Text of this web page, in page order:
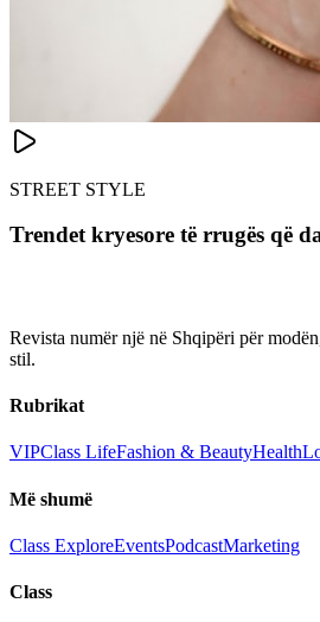
STREET STYLE
Trendet kryesore të rrugës që
Revista numër një në Shqipëri për
stil.
Rubrikat
VIPClass LifeFashion & BeautyHealth
Më shumë
Class ExploreEventsPodcastMarketing
Class